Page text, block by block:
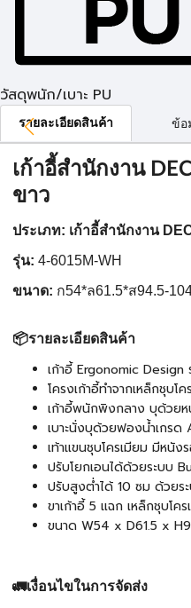
วัสดุพนัก/เบาะ PU
รายละเอียดสินค้า ข้อ
เก้าอี้สำนักงาน
ขาว
ประเภท: เก้าอี้สำนักงาน
รุ่น: 4-6015M-WH
ขนาด: ก54*ล61.5*ส94.5-
📦รายละเอียดสินค้า
เก้าอี้ Ergonomic Design
โครงเก้าอี้ทำจากเหล็กชุบโค
เก้าอี้พนักพิงกลาง บุด้วย
เบาะนั่งบุด้วยฟองน้ำเกรด
เท้าแขนชุบโครเมียม มีหนัง
ปรับโยกเอนได้ด้วยระบบ
ปรับสูงต่ำได้ 10 ซม ด้วยร
ขาเก้าอี้ 5 แฉก เหล็กชุบโ
ขนาด W54 x D61.5 x
🚛เงื่อนไขในการจัดส่ง